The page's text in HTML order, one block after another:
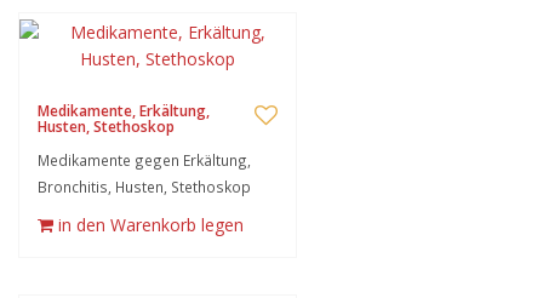
Medikamente, Erkältung,
Husten, Stethoskop
Medikamente gegen Erkältung,
Bronchitis, Husten, Stethoskop
in den Warenkorb legen